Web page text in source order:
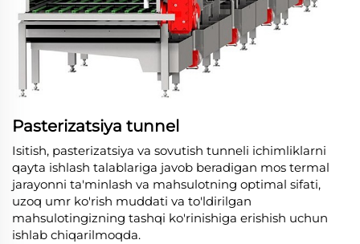
Pasterizatsiya tunnel
Isitish, pasterizatsiya va sovutish tunneli ichimliklarni
qayta ishlash talablariga javob beradigan mos termal
jarayonni ta'minlash va mahsulotning optimal sifati,
uzoq umr ko'rish muddati va to'ldirilgan
mahsulotingizning tashqi ko'rinishiga erishish uchun
ishlab chiqarilmoqda.